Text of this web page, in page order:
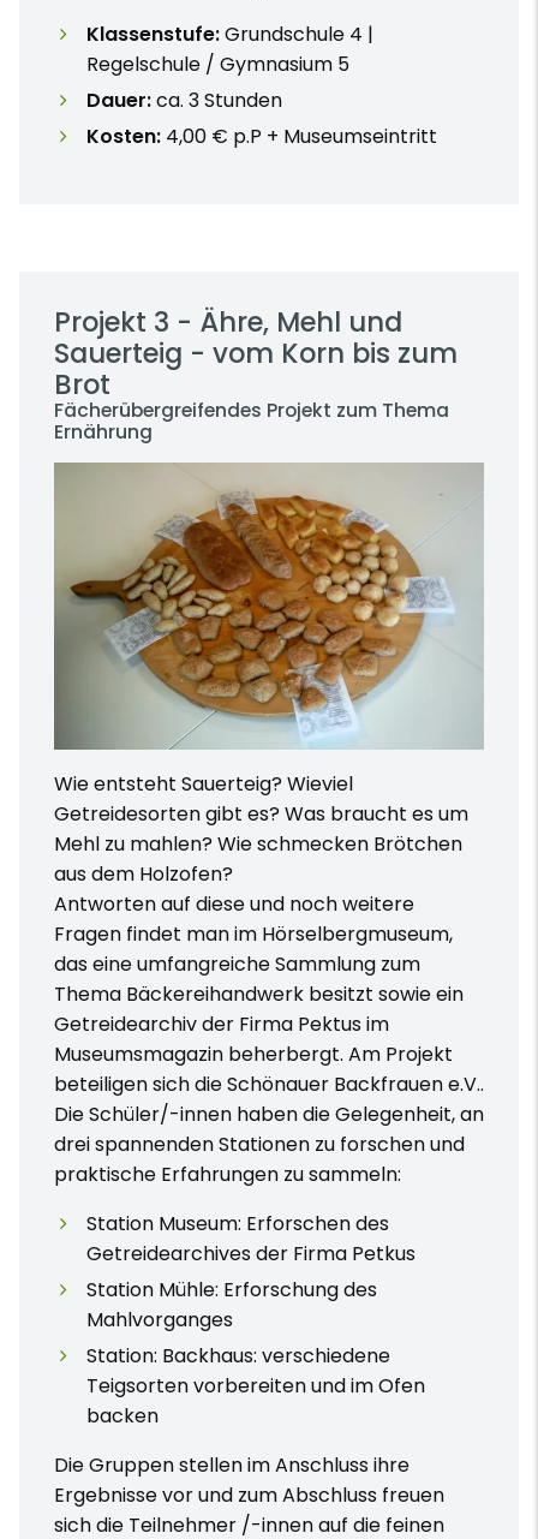
Klassenstufe:Grundschule 4 |
Regelschule / Gymnasium 5
Dauer:ca. 3 Stunden
Kosten:4,00 € p.P + Museumseintritt
Projekt 3 - Ähre, Mehl und
Sauerteig - vom Korn bis zum
Brot
Fächerübergreifendes Projekt zum Thema
Ernährung
Wie entsteht Sauerteig? Wieviel
Getreidesorten gibt es? Was braucht es um
Mehl zu mahlen? Wie schmecken Brötchen
aus dem Holzofen?
Antworten auf diese und noch weitere
Fragen findet man im Hörselbergmuseum,
das eine umfangreiche Sammlung zum
Thema Bäckereihandwerk besitzt sowie ein
Getreidearchiv der Firma Pektus im
Museumsmagazin beherbergt. Am Projekt
beteiligen sich die Schönauer Backfrauen e.V..
Die Schüler/-innen haben die Gelegenheit, an
drei spannenden Stationen zu forschen und
praktische Erfahrungen zu sammeln:
Station Museum: Erforschen des
Getreidearchives der Firma Petkus
Station Mühle: Erforschung des
Mahlvorganges
Station: Backhaus: verschiedene
Teigsorten vorbereiten und im Ofen
backen
Die Gruppen stellen im Anschluss ihre
Ergebnisse vor und zum Abschluss freuen
sich die Teilnehmer /-innen auf die feinen